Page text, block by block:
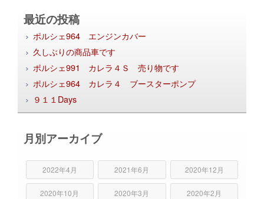
最近の投稿
ポルシェ964 エンジンカバー
久しぶりの商品車です
ポルシェ991 カレラ４Ｓ 売り物です
ポルシェ964 カレラ４ ブースターポンプ
９１１Days
月別アーカイブ
2022年4月 2021年6月 2020年12月
2020年10月 2020年3月 2020年2月